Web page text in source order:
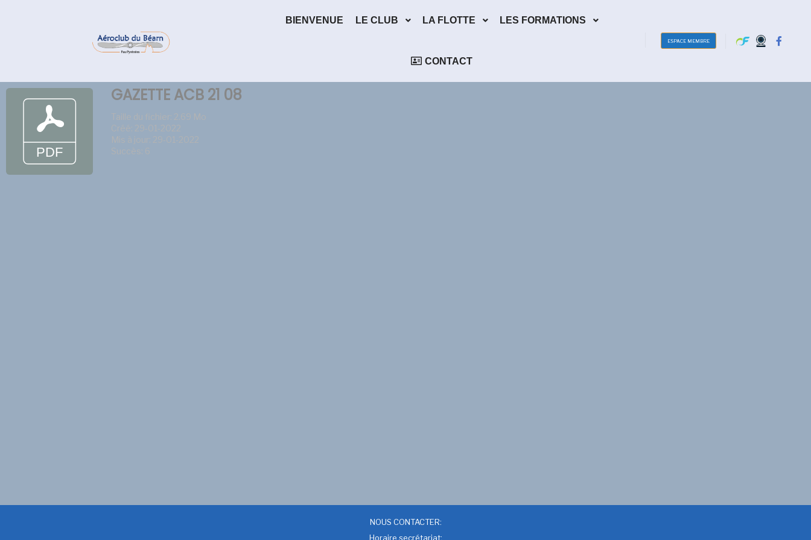
BIENVENUE LE CLUB LA FLOTTE LES FORMATIONS
CONTACT
ESPACE MEMBRE
GAZETTE ACB 21 08
Taille du fichier: 2.69 Mo
Créé: 29-01-2022
Mis à jour: 29-01-2022
Succès: 6
NOUS CONTACTER:
Horaire secrétariat: